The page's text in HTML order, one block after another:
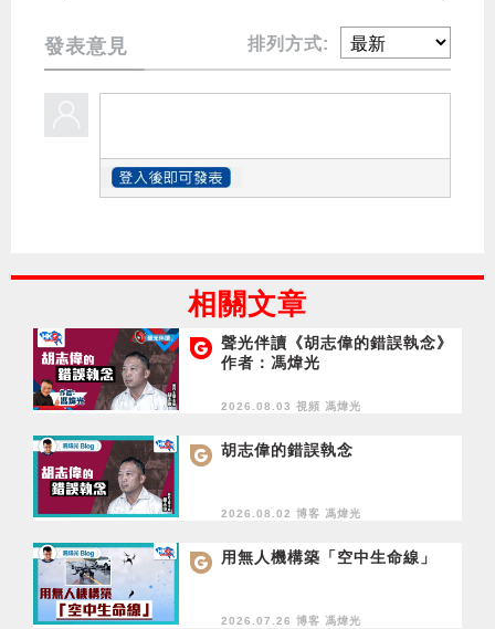
發表意見 排列方式:
相關文章
聲光伴讀《胡志偉的錯誤執念》
作者：馮煒光
2026.08.03 視頻 馮煒光
胡志偉的錯誤執念
2026.08.02 博客 馮煒光
用無人機構築「空中生命線」
2026.07.26 博客 馮煒光